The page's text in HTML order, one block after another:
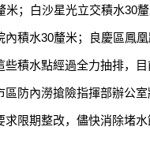
米；白沙星光立交積水30
內積水30釐米；良慶區鳳
積水點經過全力抽排，目
內澇搶險指揮部辦公室
求限期整改，儘快消除堵